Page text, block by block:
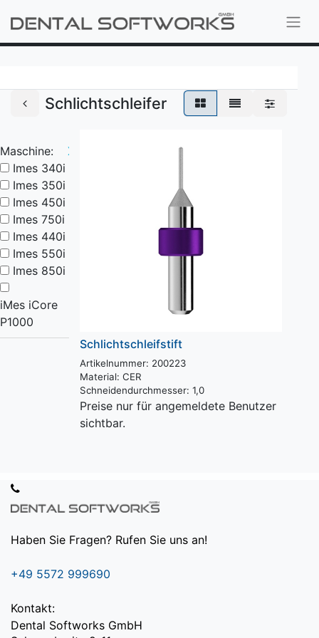
Schlichtschleifer
Maschine:
X
Imes 340i
Imes 350i
Imes 450i
Imes 750i
Imes 440i
Imes 550i
Imes 850i
iMes iCore
P1000
Schlichtschleifstift
Artikelnummer: 200223
Material: CER
Schneidendurchmesser: 1,0
Preise nur für angemeldete Benutzer
sichtbar.
Haben Sie Fragen? Rufen Sie uns an!
+49 5572 999690
Kontakt:
Dental Softworks GmbH